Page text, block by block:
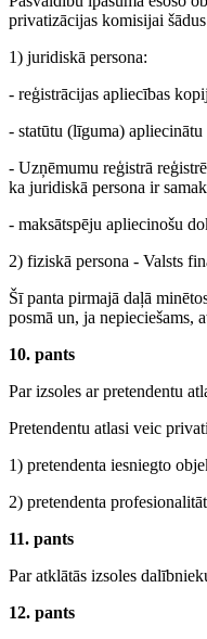
privatizācijas komisijai
1) juridiskā persona:
- reģistrācijas apliecības
- statūtu (līguma)
- Uzņēmumu reģistrā
ka juridiskā persona ir
- maksātspēju apliecinošu
2) fiziskā persona - Valsts
Šī panta pirmajā daļā
posmā un, ja nepieciešams,
10. pants
Par izsoles ar pretendentu
Pretendentu atlasi veic
1) pretendenta iesniegto
2) pretendenta
11. pants
Par atklātās izsoles
12. pants